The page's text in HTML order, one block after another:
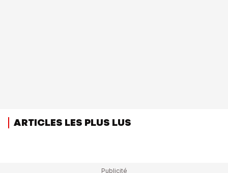
ARTICLES LES PLUS LUS